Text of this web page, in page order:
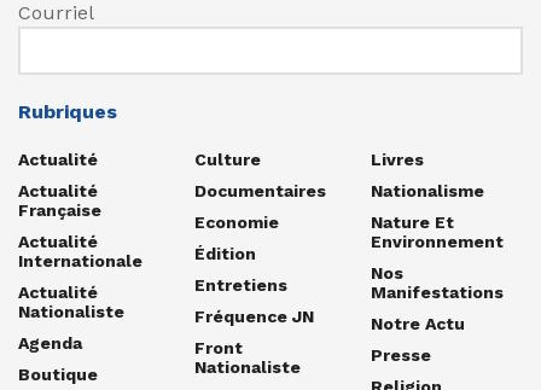
Courriel
Rubriques
Actualité
Actualité
Française
Actualité
Internationale
Actualité
Nationaliste
Agenda
Boutique
Culture
Documentaires
Economie
Édition
Entretiens
Fréquence JN
Front
Nationaliste
Livres
Nationalisme
Nature Et
Environnement
Nos
Manifestations
Notre Actu
Presse